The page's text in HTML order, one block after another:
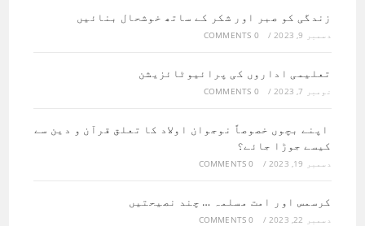
زندگی کو صبر اور شکر کے ساتھ خوشحال بنائیں
دسمبر 9, 2023 /
0 COMMENTS
تعلیمی اداروں کی پرائیوٹائزیشن
نومبر 7, 2023 /
0 COMMENTS
اپنے بچوں خصوصاً نوجوان اولاد کا تعلق قرآن و دین سے
کیسے جوڑا جائے؟
دسمبر 19, 2023 /
0 COMMENTS
کرسمس اور امت مسلمہ … چند نصیحتیں
دسمبر 22, 2023 /
0 COMMENTS